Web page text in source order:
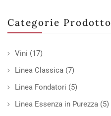
Categorie Prodotto
Vini (17)
Linea Classica (7)
Linea Fondatori (5)
Linea Essenza in Purezza (5)